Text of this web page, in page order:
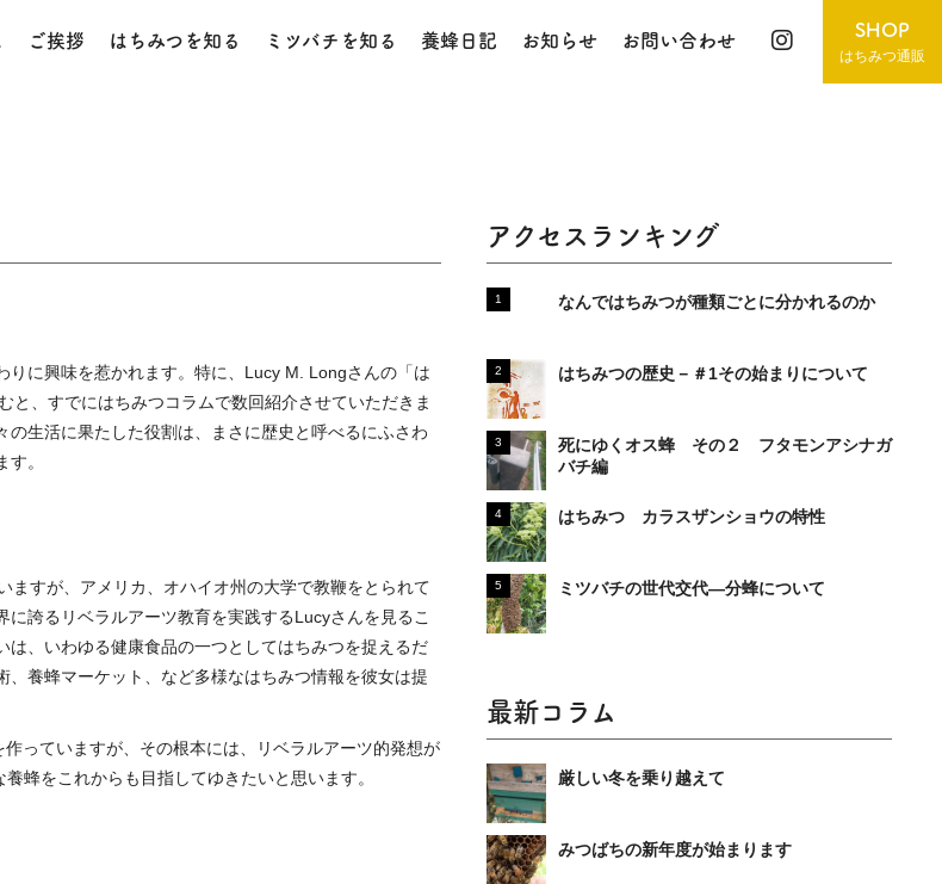
ご挨拶 はちみつを知る ミツバチを知る 養蜂日記 お知らせ お問い合わせ
SHOP
はちみつ通販
りに興味を惹かれます。特に、Lucy M. Longさんの「は
と、すでにはちみつコラムで数回紹介させていただきま
の生活に果たした役割は、まさに歴史と呼べるにふさわ
。
ますが、アメリカ、オハイオ州の大学で教鞭をとられて
誇るリベラルアーツ教育を実践するLucyさんを見るこ
は、いわゆる健康食品の一つとしてはちみつを捉えるだ
養蜂マーケット、など多様なはちみつ情報を彼女は提
っていますが、その根本には、リベラルアーツ的発想が
蜂をこれからも目指してゆきたいと思います。
アクセスランキング
なんではちみつが種類ごとに分かれるのか
はちみつの歴史－＃1その始まりについて
死にゆくオス蜂 その２ フタモンアシナガ
バチ編
はちみつ カラスザンショウの特性
ミツバチの世代交代―分蜂について
最新コラム
厳しい冬を乗り越えて
みつばちの新年度が始まります